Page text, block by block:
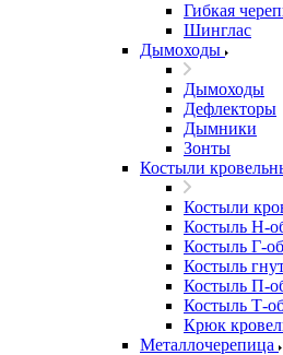
Гибкая
Шинглас
Дымоходы
Дымоходы
Дефлекторы
Дымники
Зонты
Костыли
Костыли
Костыль H-
Костыль Г-
Костыль
Костыль П-
Костыль Т-
Крюк
Металлочерепица